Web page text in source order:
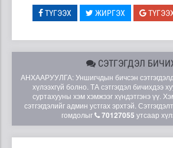
ТҮГЭЭХ ЖИРГЭХ
СЭТГЭГДЭЛ
АНХААРУУЛГА: Уншигчдын бичсэн
хүлээхгүй болно. ТА сэтгэгдэл бичихдээ
суртахууны хэм хэмжээг хүндэтгэнэ үү.
сэтгэгдэлийг админ устгах эрхтэй.
гомдолыг
70127055 утсаар